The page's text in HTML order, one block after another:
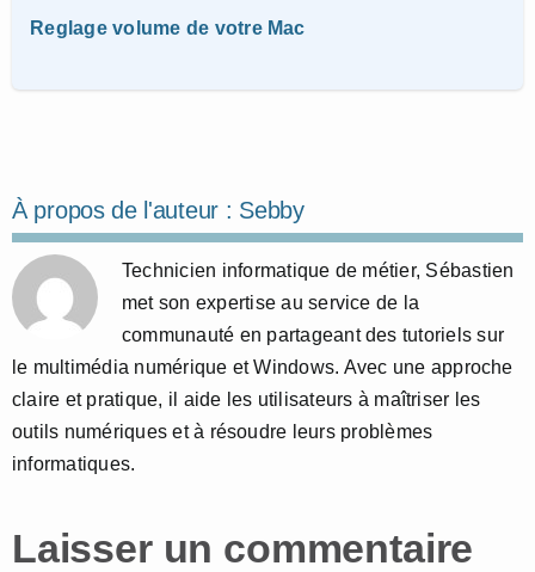
Reglage volume de votre Mac
À propos de l'auteur : Sebby
Technicien informatique de métier, Sébastien
met son expertise au service de la
communauté en partageant des tutoriels sur
le multimédia numérique et Windows. Avec une approche
claire et pratique, il aide les utilisateurs à maîtriser les
outils numériques et à résoudre leurs problèmes
informatiques.
Laisser un commentaire